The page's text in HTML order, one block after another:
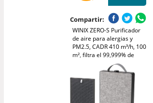
Compartir:
WINIX ZERO-S Purificador
de aire para alergias y
PM2.5, CADR 410 m³/h, 100
m², filtra el 99,999% de
polen, alergias, polvo y
humo, monitor de calidad
del aire, modo de
suspensión y automático.